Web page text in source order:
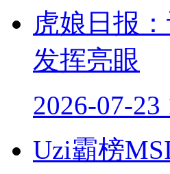
虎娘日报
发挥亮眼
2026-07-23
Uzi霸榜